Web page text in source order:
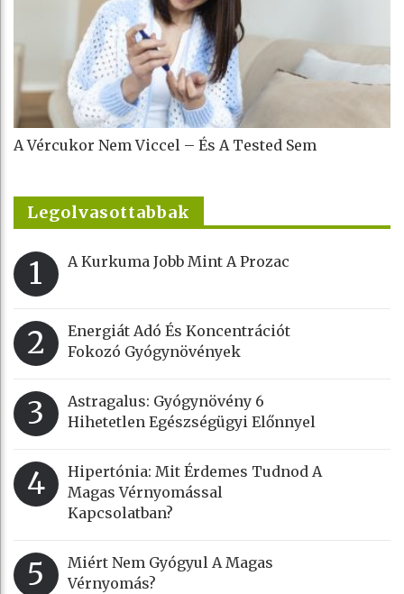
A Vércukor Nem Viccel – És A Tested Sem
Legolvasottabbak
1 A Kurkuma Jobb Mint A Prozac
2
Energiát Adó És Koncentrációt
Fokozó Gyógynövények
3
Astragalus: Gyógynövény 6
Hihetetlen Egészségügyi Előnnyel
4
Hipertónia: Mit Érdemes Tudnod A
Magas Vérnyomással
Kapcsolatban?
5
Miért Nem Gyógyul A Magas
Vérnyomás?